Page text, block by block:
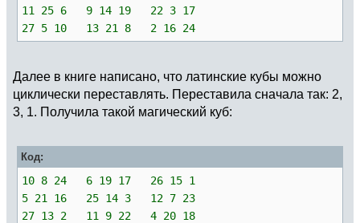
11 25 6 9 14 19 22 3 17
27 5 10 13 21 8 2 16 24
Далее в книге написано, что латинские кубы можно
циклически переставлять. Переставила сначала так: 2,
3, 1. Получила такой магический куб:
Код:
10 8 24 6 19 17 26 15 1
5 21 16 25 14 3 12 7 23
27 13 2 11 9 22 4 20 18